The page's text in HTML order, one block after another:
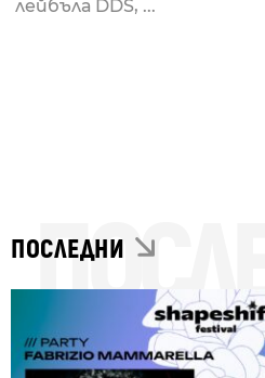
лейбъла DDS, ...
ПОСЛЕДНИ